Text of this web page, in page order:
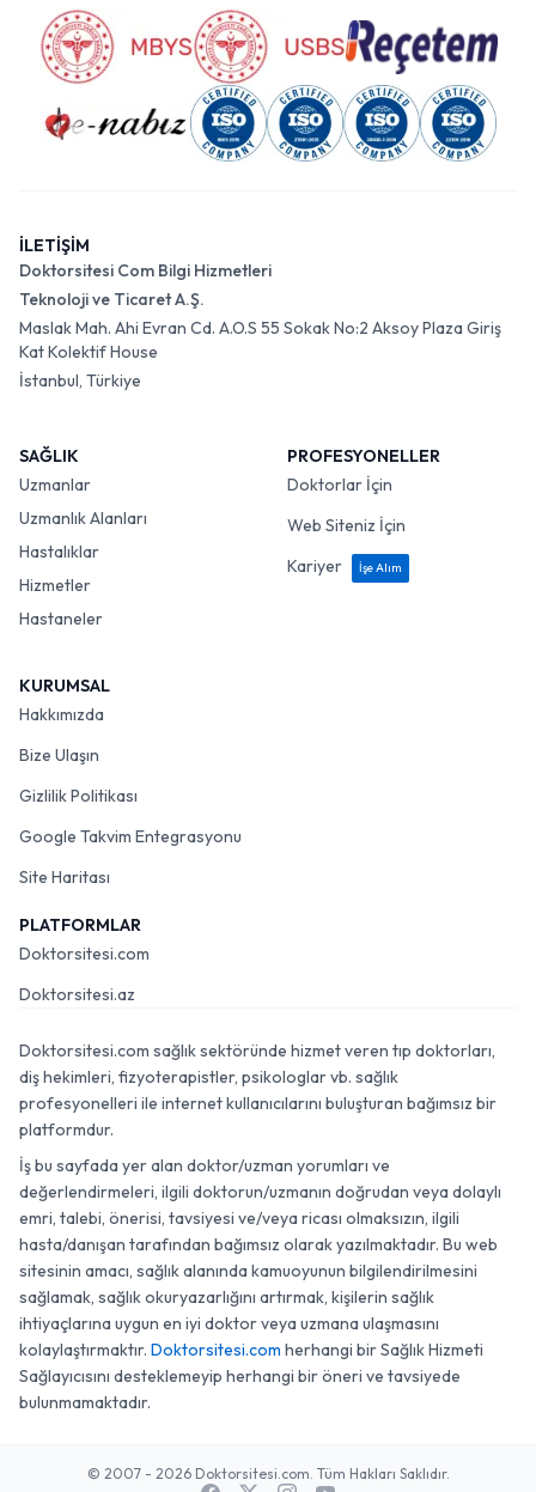
İLETİŞİM
Doktorsitesi Com Bilgi Hizmetleri
Teknoloji ve Ticaret A.Ş.
Maslak Mah. Ahi Evran Cd. A.O.S 55 Sokak No:2 Aksoy Plaza Giriş
Kat Kolektif House
İstanbul, Türkiye
SAĞLIK
Uzmanlar
Uzmanlık Alanları
Hastalıklar
Hizmetler
Hastaneler
PROFESYONELLER
Doktorlar İçin
Web Siteniz İçin
Kariyer
İşe Alım
KURUMSAL
Hakkımızda
Bize Ulaşın
Gizlilik Politikası
Google Takvim Entegrasyonu
Site Haritası
PLATFORMLAR
Doktorsitesi.com
Doktorsitesi.az
Doktorsitesi.com sağlık sektöründe hizmet veren tıp doktorları,
diş hekimleri, fizyoterapistler, psikologlar vb. sağlık
profesyonelleri ile internet kullanıcılarını buluşturan bağımsız bir
platformdur.
İş bu sayfada yer alan doktor/uzman yorumları ve
değerlendirmeleri, ilgili doktorun/uzmanın doğrudan veya dolaylı
emri, talebi, önerisi, tavsiyesi ve/veya ricası olmaksızın, ilgili
hasta/danışan tarafından bağımsız olarak yazılmaktadır. Bu web
sitesinin amacı, sağlık alanında kamuoyunun bilgilendirilmesini
sağlamak, sağlık okuryazarlığını artırmak, kişilerin sağlık
ihtiyaçlarına uygun en iyi doktor veya uzmana ulaşmasını
kolaylaştırmaktır. Doktorsitesi.com herhangi bir Sağlık Hizmeti
Sağlayıcısını desteklemeyip herhangi bir öneri ve tavsiyede
bulunmamaktadır.
© 2007 - 2026 Doktorsitesi.com. Tüm Hakları Saklıdır.